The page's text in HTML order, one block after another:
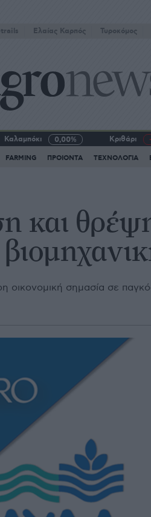
Eλαίας Καρπός Τυροκόμος
Καλαμπόκι 0,00% Κριθάρι
FARMING ΠΡΟΙΟΝΤΑ ΤΕΧΝΟΛΟΓΙΑ
και
οικονομική σημασία σε